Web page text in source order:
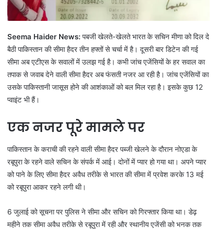
Seema Haider News:पबजी खेलते-खेलते भारत के सचिन मीणा को दिल दे
बैठी पाकिस्तान की सीमा हैदर तीन हफ्तों से चर्चा में है। दूसरी बार डिटेन की गई
सीमा अब एटीएस के सवालों में उलझ गई है। कभी जांच एजेंसियों के हर सवाल का
तपाक से जवाब देने वाली सीमा हैदर अब फंसती नजर आ रही है। जांच एजेंसियों का
उसके पाकिस्तानी जासूस होने की आशंकाओं को बल मिल रहा है। इसके कुछ 12
प्वाइंट भी हैं।
एक नजर पूरे मामले पर
पाकिस्तान के कराची की रहने वाली सीमा हैदर पब्जी खेलने के दौरान नोएडा के
रबूपुरा के रहने वाले सचिन के संपर्क में आई। दोनों में प्यार हो गया था। अपने प्यार
को पाने के लिए सीमा हैदर अवैध तरीके से भारत की सीमा में प्रवेश करके 13 मई
को रबूपुरा आकर रहने लगी थी।
6 जुलाई को सूचना पर पुलिस ने सीमा और सचिन को गिरफ्तार किया था। डेढ़
महीने तक सीमा अवैध तरीके से रबूपुरा में रही और स्थानीय एजेंसी को भनक तक